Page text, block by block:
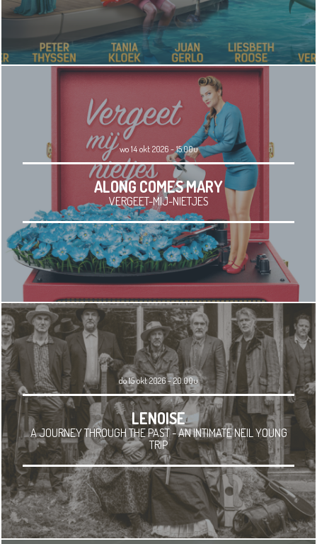
wo 14 okt 2026 - 15.00u
ALONG COMES MARY
VERGEET-MIJ-NIETJES
do 15 okt 2026 - 20.00u
LENOISE
A JOURNEY THROUGH THE PAST - AN INTIMATE NEIL YOUNG
TRIP